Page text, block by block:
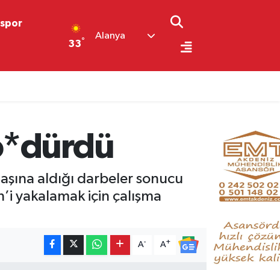
33°
Alanya
aldığı darbeler sonucu
yakalamak için çalışma
A- A+